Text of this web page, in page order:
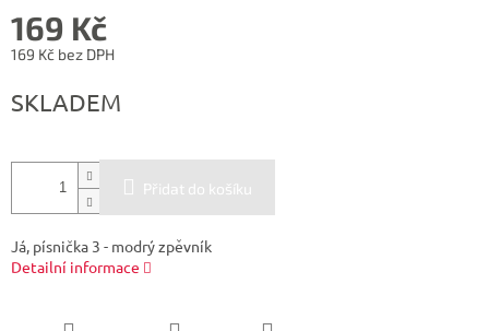
169 Kč
169 Kč bez DPH
cena:
SKLADEM
Přidat do košíku
Já, písnička 3 - modrý zpěvník
Detailní informace